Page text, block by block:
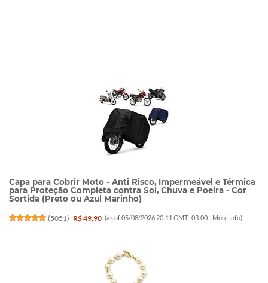
Capa para Cobrir Moto - Anti Risco, Impermeável e Térmica
para Proteção Completa contra Sol, Chuva e Poeira - Cor
Sortida (Preto ou Azul Marinho)
(5051) R$ 49,90 (as of 05/08/2026 20:11 GMT -03:00 - More info)